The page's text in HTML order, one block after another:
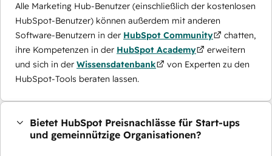
Alle Marketing Hub-Benutzer (einschließlich der kostenlosen
HubSpot-Benutzer) können außerdem mit anderen
Software-Benutzern in der HubSpot Community
chatten,
ihre Kompetenzen in der HubSpot Academy
erweitern
und sich in der Wissensdatenbank
von Experten zu den
HubSpot-Tools beraten lassen.
Bietet HubSpot Preisnachlässe für Start-ups
und gemeinnützige Organisationen?